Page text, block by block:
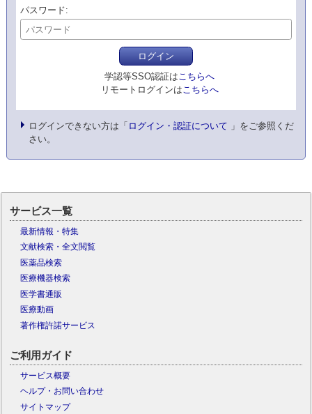
パスワード
ログイン
学認等SSO認証はこちらへ
リモートログインはこちらへ
ログインできない方は「 ログイン・認証について 」をご参照くだ
さい。
サービス一覧
最新情報・特集
文献検索・全文閲覧
医薬品検索
医療機器検索
医学書通販
医療動画
著作権許諾サービス
ご利用ガイド
サービス概要
ヘルプ・お問い合わせ
サイトマップ